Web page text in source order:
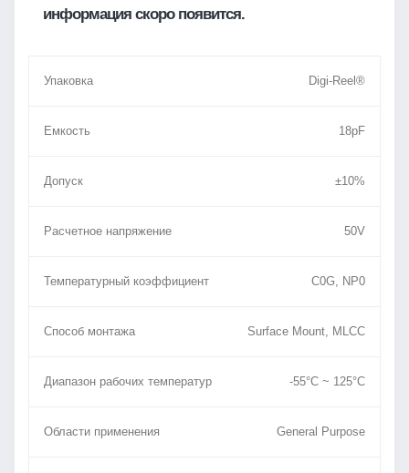
информация скоро появится.
Упаковка Digi-Reel®
Емкость 18pF
Допуск ±10%
Расчетное напряжение 50V
Температурный коэффициент C0G, NP0
Способ монтажа Surface Mount, MLCC
Диапазон рабочих температур -55°C ~ 125°C
Области применения General Purpose